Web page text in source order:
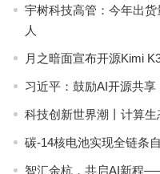
宇树科技高管：今年出
人
月之暗面宣布开源Kimi
习近平：鼓励AI开源共
科技创新世界潮丨计算
碳-14核电池实现全链条
智汇余杭，共启AI新程